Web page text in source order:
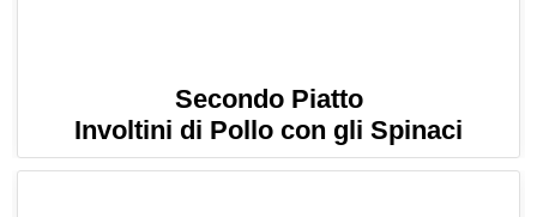
Secondo Piatto
Involtini di Pollo con gli Spinaci